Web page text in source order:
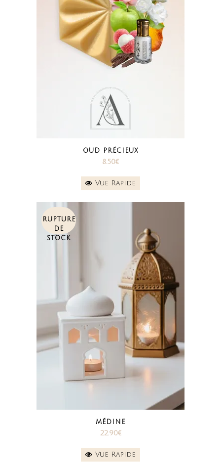
OUD PRÉCIEUX
8.50€
Vue Rapide
RUPTURE
DE
STOCK
MÉDINE
22.90€
Vue Rapide